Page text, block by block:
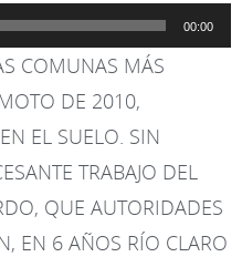
00:00
COMUNAS MÁS
DE 2010,
EL SUELO. SIN
TRABAJO DEL
QUE AUTORIDADES
EN 6 AÑOS RÍO CLARO